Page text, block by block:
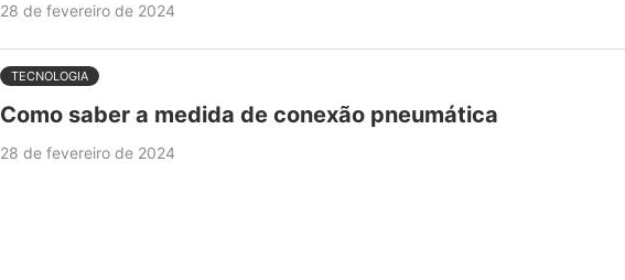
28 de fevereiro de 2024
TECNOLOGIA
Como saber a medida de conexão pneumática
28 de fevereiro de 2024